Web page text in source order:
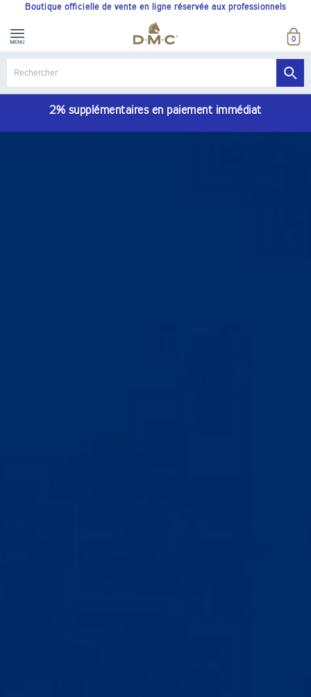
Boutique officielle de vente en ligne réservée aux professionnels
0
2% supplémentaires en paiement immédiat